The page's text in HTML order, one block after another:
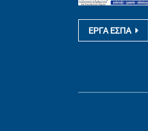
ΕΡΓΑ ΕΣΠΑ